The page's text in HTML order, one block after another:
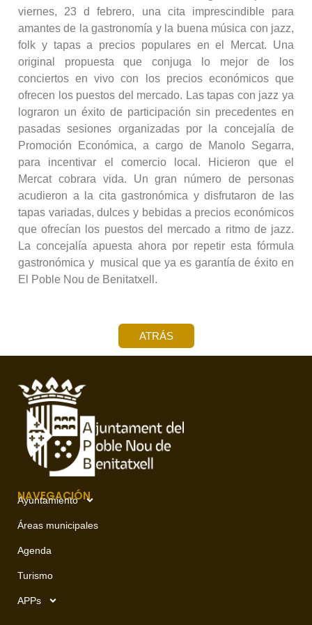
viernes, 23 d febrero, una cita imprescindible para
amantes de la gastronomía y la buena música con jazz,
folk y tapas a precios populares en el Mercat. Una
original propuesta que conjuga lo mejor de los
conciertos en vivo con los precios económicos que
ofrecen los puestos del mercado. Las tapas con jazz ya
lograron un éxito de participación sin precedentes en
pasadas sesiones organizadas por la concejalía de
Promoción Económica, a cargo de Manolo Segarra,
para incentivar el comercio local. Hicieron que el
Mercat cobrara vida. Un gran número de personas
acudieron a la cita gastronómica y disfrutaron de las
tapas variadas, dulces y bebidas a precios económicos
que ofrecían los puestos del mercado a ritmo de jazz.
La concejalía apuesta ahora por repetir esta fórmula
gastronómica y musical que ya es garantía de éxito en
El Poble Nou de Benitatxell.
ATRÁS
NAVEGACIÓN
Ayuntamiento
Áreas municipales
Agenda
Turismo
APPs